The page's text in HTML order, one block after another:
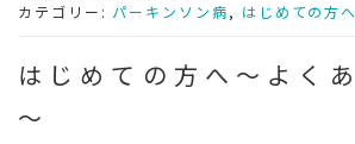
カテゴリー: パーキンソン病, はじめての方へ
はじめての方へ～よく
～